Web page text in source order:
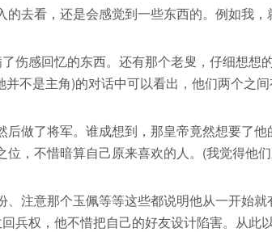
去看，还是会感觉到一些东西的。例如我，
感回忆的东西。还有那个老叟，仔细想想的
不是主角)的对话中可以看出，他们两个之
做了将军。谁成想到，那皇帝竟然想要了他
，不惜暗算自己原来喜欢的人。(我觉得他
注意那个玉佩等等这些都说明他从一开始就
兵权，他不惜把自己的好友设计陷害。从此